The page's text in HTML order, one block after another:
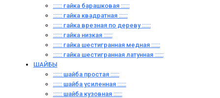
:::::: гайка барашковая ::::::
:::::: гайка квадратная ::::::
:::::: гайка врезная по дереву ::::::
:::::: гайка низкая ::::::
:::::: гайка шестигранная медная ::::::
:::::: гайка шестигранная латунная ::::::
ШАЙБЫ
:::::: шайба простая ::::::
:::::: шайба усиленная ::::::
:::::: шайба кузовная ::::::